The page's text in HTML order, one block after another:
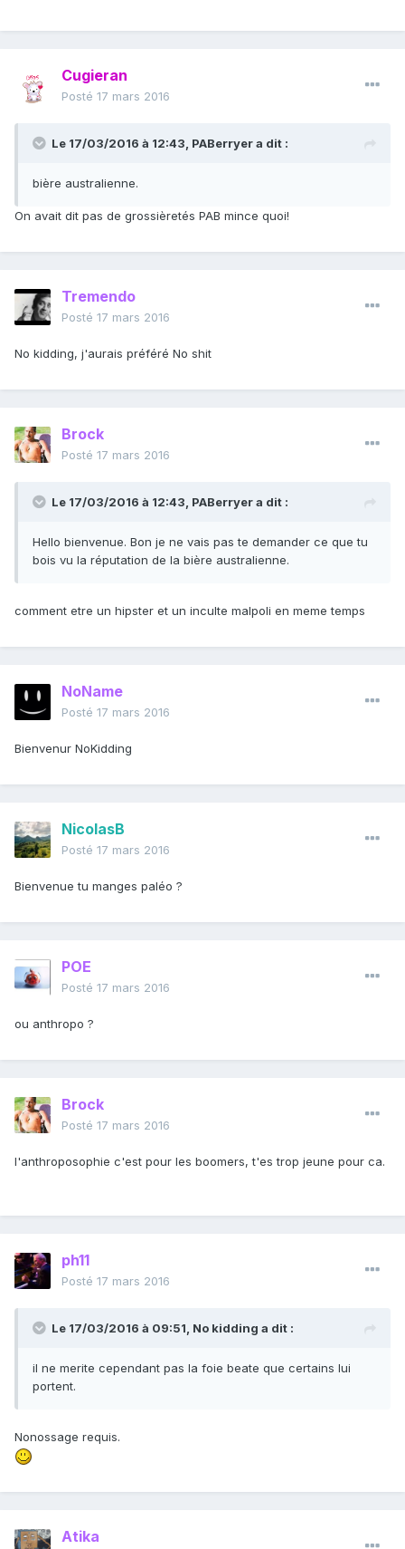
Cugieran
Posté 17 mars 2016
Le 17/03/2016 à 12:43, PABerryer a dit :
bière australienne.
On avait dit pas de grossièretés PAB mince quoi!
Tremendo
Posté 17 mars 2016
No kidding, j'aurais préféré No shit
Brock
Posté 17 mars 2016
Le 17/03/2016 à 12:43, PABerryer a dit :
Hello bienvenue. Bon je ne vais pas te demander ce que tu
bois vu la réputation de la bière australienne.
comment etre un hipster et un inculte malpoli en meme temps
NoName
Posté 17 mars 2016
Bienvenur NoKidding
NicolasB
Posté 17 mars 2016
Bienvenue tu manges paléo ?
POE
Posté 17 mars 2016
ou anthropo ?
Brock
Posté 17 mars 2016
l'anthroposophie c'est pour les boomers, t'es trop jeune pour ca.
ph11
Posté 17 mars 2016
Le 17/03/2016 à 09:51, No kidding a dit :
il ne merite cependant pas la foie beate que certains lui
portent.
Nonossage requis.
Atika